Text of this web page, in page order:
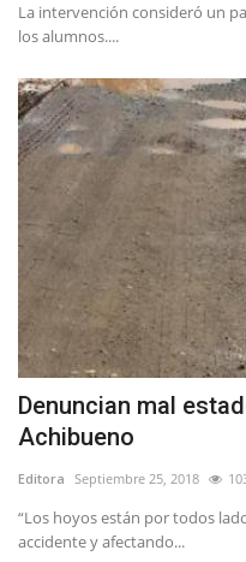
La intervención consideró un
los alumnos....
Denuncian mal
Achibueno
Editora Septiembre 25, 2018
“Los hoyos están por todos
accidente y afectando...